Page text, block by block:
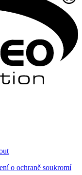
o ochraně soukromí